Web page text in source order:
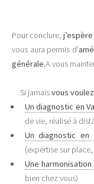
Pour conclure,
vous aura permis d’
générale.A vous
Si jamaisvous
Un diagnostic en
de vie, réalisé à
Un diagnostic en
(expertise sur
Une
bien chez vous)